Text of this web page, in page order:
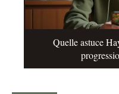
Quelle astuce